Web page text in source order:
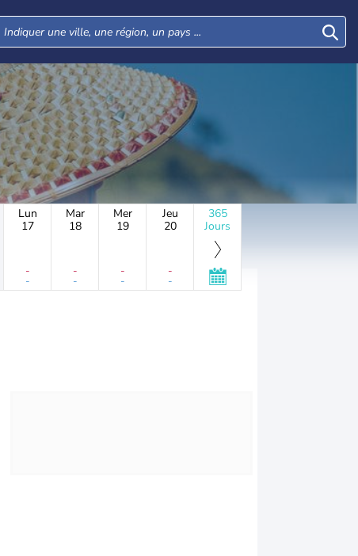
Lun
17
-
-
Mar
18
-
-
Mer
19
-
-
Jeu
20
-
-
365
Jours